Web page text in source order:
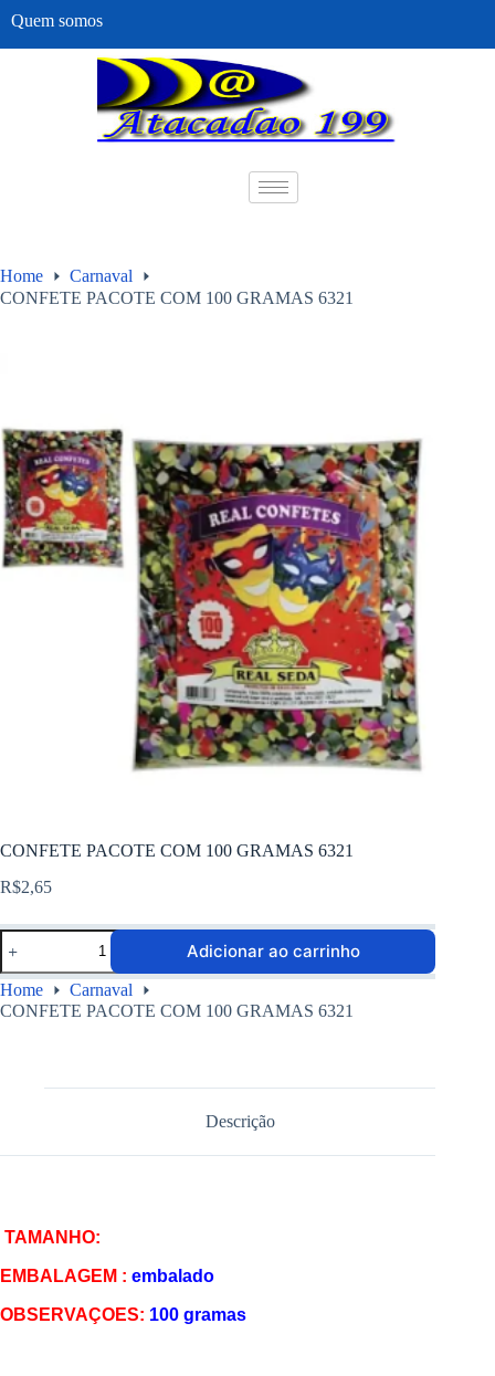
Quem somos
Home
Carnaval
CONFETE PACOTE COM 100 GRAMAS 6321
CONFETE PACOTE COM 100 GRAMAS 6321
R$2,65
Adicionar ao carrinho
Home
Carnaval
CONFETE PACOTE COM 100 GRAMAS 6321
Descrição
TAMANHO:
EMBALAGEM : embalado
OBSERVAÇOES: 100 gramas